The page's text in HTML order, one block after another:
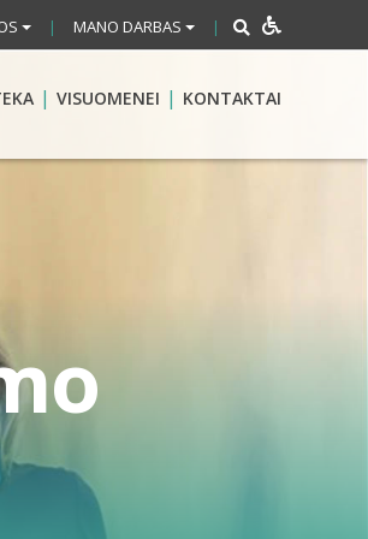
| MANO DARBAS |
VISUOMENEI KONTAKTAI